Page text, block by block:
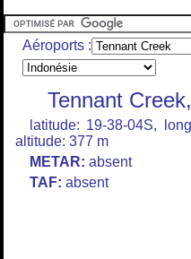
Aéroports :
Tennant
latitude: 19-38-04S,
altitude: 377 m
METAR: absent
TAF: absent